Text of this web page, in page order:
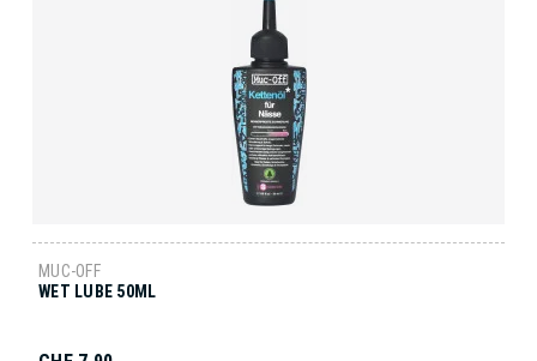
MUC-OFF
WET LUBE 50ML